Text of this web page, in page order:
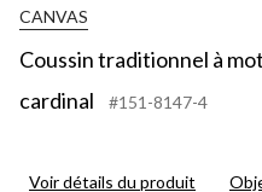
CANVAS
Coussin traditionnel à
cardinal
#151-8147-4
Voir détails du produit